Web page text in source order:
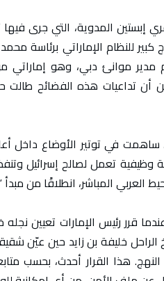
إبستين المدوية، التي جرى
للنظام الإماراتي برئاسة
مدير موانئ دبي، وهو
أن تداعيات هذه الفضائح
في توتير الأوضاع داخل
وظيفية تعمل لصالح إسرائيل
العربي المباشر، انطلاقًا من
قرر رئيس الإمارات تعيين
الراحل خليفة بن زايد حين عيّن
هذا القرار أحدث، بحسب